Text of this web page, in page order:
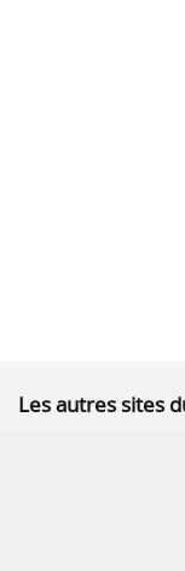
Les autres sites